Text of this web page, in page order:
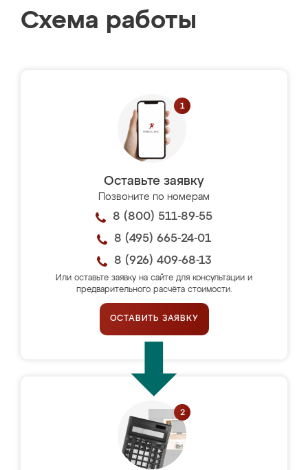
Схема работы
Оставьте заявку
Позвоните по номерам
8 (800) 511-89-55
8 (495) 665-24-01
8 (926) 409-68-13
Или оставьте заявку на сайте для консультации и
предварительного расчёта стоимости.
ОСТАВИТЬ ЗАЯВКУ